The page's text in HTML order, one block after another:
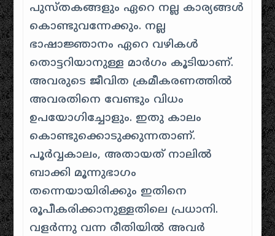
പുസ്തകങ്ങളും ഏറെ നല്ല കാര്യങ്ങൾ
കൊണ്ടുവന്നേക്കും. നല്ല
ഭാഷാജ്ഞാനം ഏറെ വഴികൾ
തൊട്ടറിയാനുള്ള മാർഗം കൂടിയാണ്.
അവരുടെ ജീവിത ക്രമീകരണത്തിൽ
അവരതിനെ വേണ്ടും വിധം
ഉപയോഗിച്ചോളും. ഇതു കാലം
കൊണ്ടുക്കൊടുക്കുന്നതാണ്.
പൂർവ്വകാലം, അതായത് നാലിൽ
ബാക്കി മൂന്നുഭാഗം
തന്നെയായിരിക്കും ഇതിനെ
രൂപീകരിക്കാനുള്ളതിലെ പ്രധാനി.
വളർന്നു വന്ന രീതിയിൽ അവർ